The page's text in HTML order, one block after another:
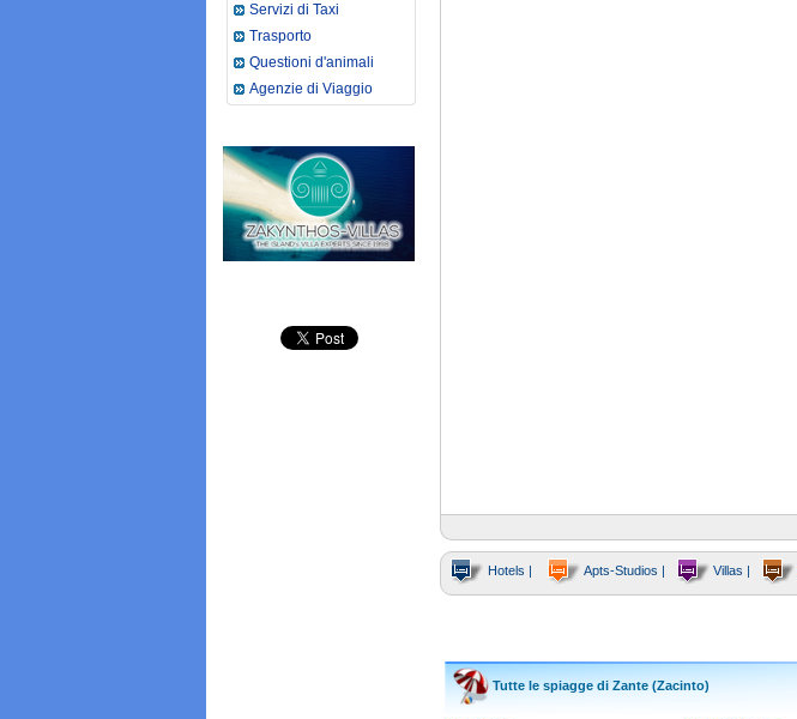
Servizi di Taxi
Trasporto
Questioni d'animali
Agenzie di Viaggio
Hotels | Apts-Studios | Villas |
Tutte le spiagge di Zante (Zacinto)